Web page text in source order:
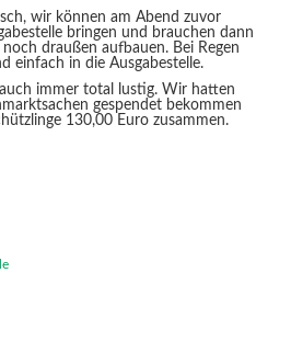
wir können am Abend zuvor
bringen und brauchen dann
draußen aufbauen. Bei Regen
einfach in die Ausgabestelle.
immer total lustig. Wir hatten
gespendet bekommen
130,00 Euro zusammen.